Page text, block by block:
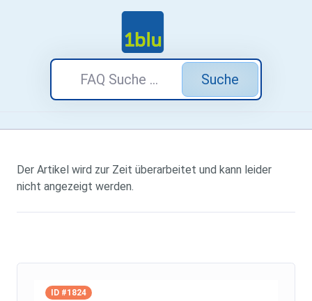
Suche
Der Artikel wird zur Zeit überarbeitet und kann leider
nicht angezeigt werden.
ID #1824